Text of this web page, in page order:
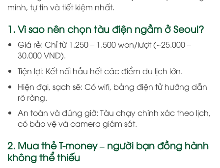
minh, tự tin và tiết kiệm nhất.
1. Vì sao nên chọn tàu điện ngầm ở Seoul?
Giá rẻ: Chỉ từ 1.250 – 1.500 won/lượt (~25.000 –
30.000 VND).
Tiện lợi: Kết nối hầu hết các điểm du lịch lớn.
Hiện đại, sạch sẽ: Có wifi, bảng điện tử hướng dẫn
rõ ràng.
An toàn và đúng giờ: Tàu chạy chính xác theo lịch,
có bảo vệ và camera giám sát.
2. Mua thẻ T-money – người bạn đồng hành
không thể thiếu